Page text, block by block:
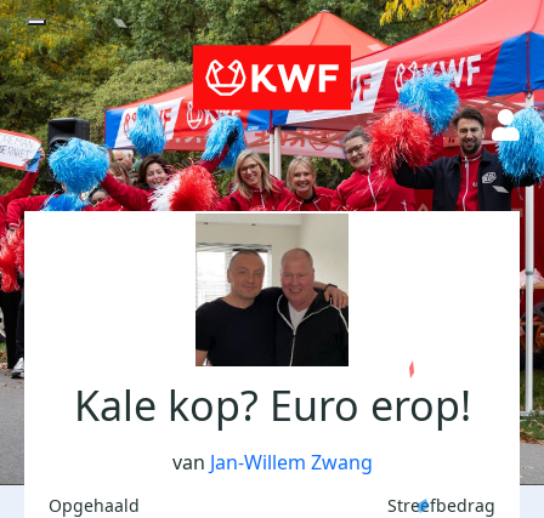
Kale kop? Euro erop!
van Jan-Willem Zwang
Opgehaald Streefbedrag